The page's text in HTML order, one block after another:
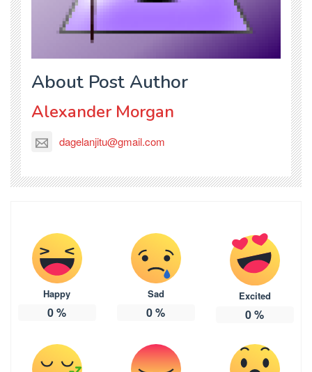
About Post Author
Alexander Morgan
dagelanjitu@gmail.com
Happy
0%
Sad
0%
Excited
0%